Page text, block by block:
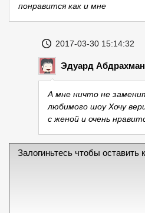
понравится как и мне
Эдуард
2017-03-30 15:14:32
А мне ничто не
любимого шоу Хочу
с женой и очень